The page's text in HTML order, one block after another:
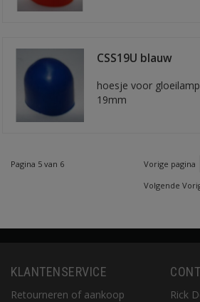
CSS19U blauw
hoesje voor gloeilamp
19mm
Pagina 5 van 6 Vorige pagina
Volgende
KLANTENSERVICE
Retourneren of aankoop
Rick